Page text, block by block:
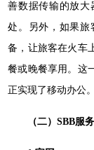
善数据传输的放大
处。另外，如果旅
备，让旅客在火车
餐或晚餐享用。这
正实现了移动办公。
（二）SBB服